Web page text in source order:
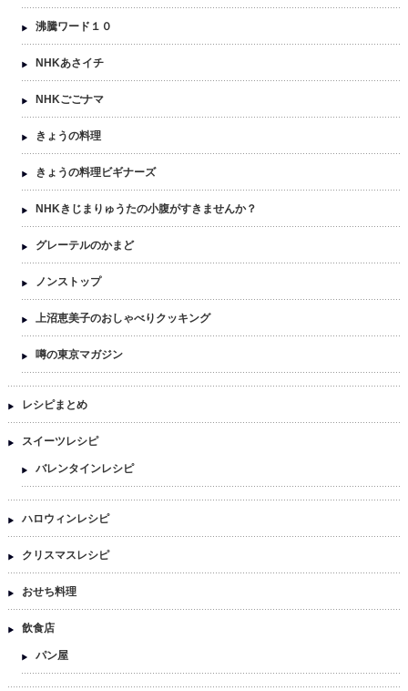
沸騰ワード１０
NHKあさイチ
NHKごごナマ
きょうの料理
きょうの料理ビギナーズ
NHKきじまりゅうたの小腹がすきませんか？
グレーテルのかまど
ノンストップ
上沼恵美子のおしゃべりクッキング
噂の東京マガジン
レシピまとめ
スイーツレシピ
バレンタインレシピ
ハロウィンレシピ
クリスマスレシピ
おせち料理
飲食店
パン屋